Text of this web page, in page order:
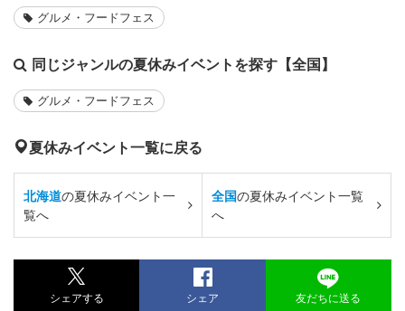
グルメ・フードフェス
同じジャンルの夏休みイベントを探す【全国】
グルメ・フードフェス
夏休みイベント一覧に戻る
北海道の夏休みイベント一
覧へ
全国の夏休みイベント一覧
へ
シェアする シェア 友だちに送る